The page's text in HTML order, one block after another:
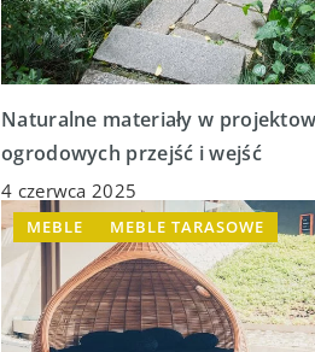
Naturalne materiały w
ogrodowych przejść i wejść
4 czerwca 2025
MEBLE MEBLE TARASOWE